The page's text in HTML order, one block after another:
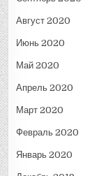
Август 2020
Июнь 2020
Май 2020
Апрель 2020
Март 2020
Февраль 2020
Январь 2020